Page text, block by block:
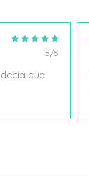
5/5
que